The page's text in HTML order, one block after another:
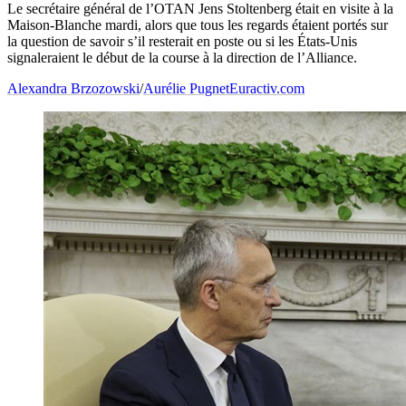
Le secrétaire général de l’OTAN Jens Stoltenberg était en visite à la
Maison-Blanche mardi, alors que tous les regards étaient portés sur
la question de savoir s’il resterait en poste ou si les États-Unis
signaleraient le début de la course à la direction de l’Alliance.
Alexandra Brzozowski/Aurélie PugnetEuractiv.com